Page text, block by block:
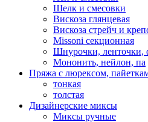
Шелк и смесовки
Вискоза глянцевая
Вискоза стрейч и
Missoni секционная
Шнурочки, ленточки,
Мононить, нейлон, па
Пряжа с люрексом,
тонкая
толстая
Дизайнерские миксы
Миксы ручные